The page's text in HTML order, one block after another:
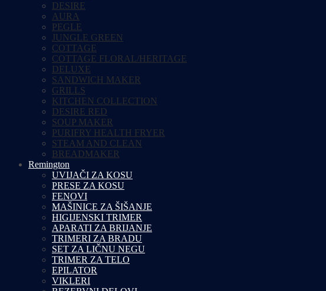
DESIRE
AURA
PEGLE
JUNGLE GREEN
COTTAGE
COTTAGE FLORAL/HERITAGE
DELUXE
SANDWICH MAKER
GRILLS
KITCHEN COLLECTION
DESIRE RED
SOUP MAKER
PURIFRY HEALTH FRYER
STEAM AND CLEAN
BREADMAKER
Remington
UVIJAČI ZA KOSU
PRESE ZA KOSU
FENOVI
MAŠINICE ZA ŠIŠANJE
HIGIJENSKI TRIMER
APARATI ZA BRIJANJE
TRIMERI ZA BRADU
SET ZA LIČNU NEGU
TRIMER ZA TELO
EPILATOR
VIKLERI